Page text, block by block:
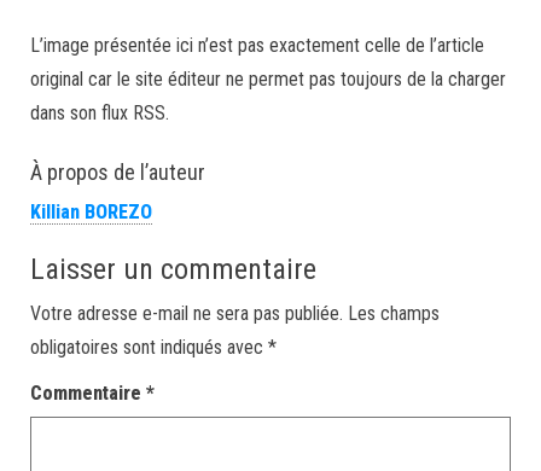
L’image présentée ici n’est pas exactement celle de l’article
original car le site éditeur ne permet pas toujours de la charger
dans son flux RSS.
À propos de l’auteur
Killian BOREZO
Laisser un commentaire
Votre adresse e-mail ne sera pas publiée. Les champs
obligatoires sont indiqués avec *
Commentaire *